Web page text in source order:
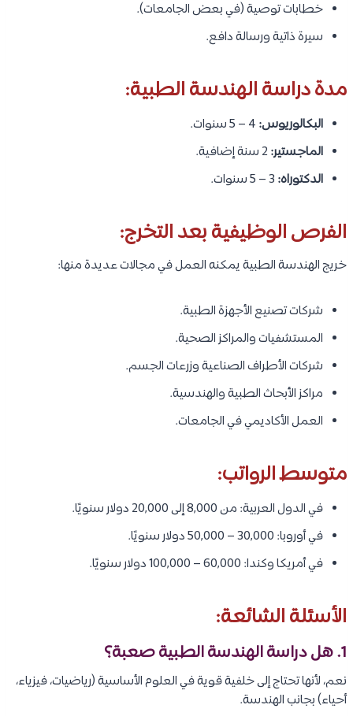
خطابات توصية (في بعض الجامعات).
سيرة ذاتية ورسالة دافع.
مدة دراسة الهندسة الطبية:
البكالوريوس:
الماجستير:
الدكتوراه:
الفرص الوظيفية بعد التخرج:
خريج الهندسة الطبية يمكنه العمل في مجالات عديدة منها:
شركات تصنيع الأجهزة الطبية.
المستشفيات والمراكز الصحية.
شركات الأطراف الصناعية وزرعات الجسم.
مراكز الأبحاث الطبية والهندسية.
العمل الأكاديمي في الجامعات.
متوسط الرواتب:
في الدول العربية: من 8,000 إلى 20,000 دولار سنويًا.
في أوروبا: 30,000 – 50,000 دولار سنويًا.
في أمريكا وكندا: 60,000 – 100,000 دولار سنويًا.
الأسئلة الشائعة:
1. هل دراسة الهندسة الطبية صعبة؟
نعم، لأنها تحتاج إلى خلفية قوية في العلوم الأساسية (رياضيات، فيزياء،
أحياء) بجانب الهندسة.